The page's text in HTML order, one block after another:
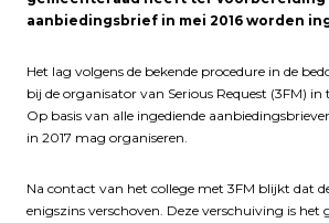
aanbiedingsbrief in mei 2016 worden
Het lag volgens de bekende procedure in de
bij de organisator van Serious Request (3FM) in
Op basis van alle ingediende
in 2017 mag organiseren.
Na contact van het college met 3FM blijkt dat
enigszins verschoven. Deze verschuiving is